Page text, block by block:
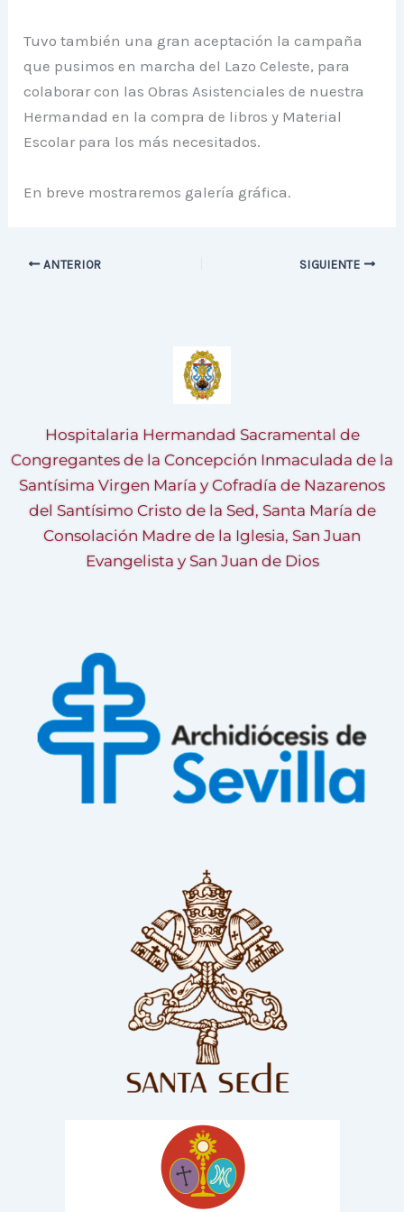
Tuvo también una gran aceptación la campaña
que pusimos en marcha del Lazo Celeste, para
colaborar con las Obras Asistenciales de nuestra
Hermandad en la compra de libros y Material
Escolar para los más necesitados.
En breve mostraremos galería gráfica.
ANTERIOR SIGUIENTE
Hospitalaria Hermandad Sacramental de
Congregantes de la Concepción Inmaculada de la
Santísima Virgen María y Cofradía de Nazarenos
del Santísimo Cristo de la Sed, Santa María de
Consolación Madre de la Iglesia, San Juan
Evangelista y San Juan de Dios